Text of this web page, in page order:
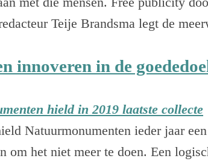
Teije Brandsma legt de
innoveren in de
hield in 2019 laatste collecte
Natuurmonumenten ieder jaar
om het niet meer te doen. Een